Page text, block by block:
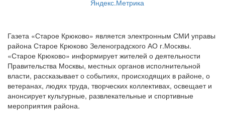
Газета «Старое Крюково» является электронным СМИ управы
района Старое Крюково Зеленоградского АО г.Москвы.
«Старое Крюково» информирует жителей о деятельности
Правительства Москвы, местных органов исполнительной
власти, рассказывает о событиях, происходящих в районе, о
ветеранах, людях труда, творческих коллективах, освещает и
анонсирует культурные, развлекательные и спортивные
мероприятия района.